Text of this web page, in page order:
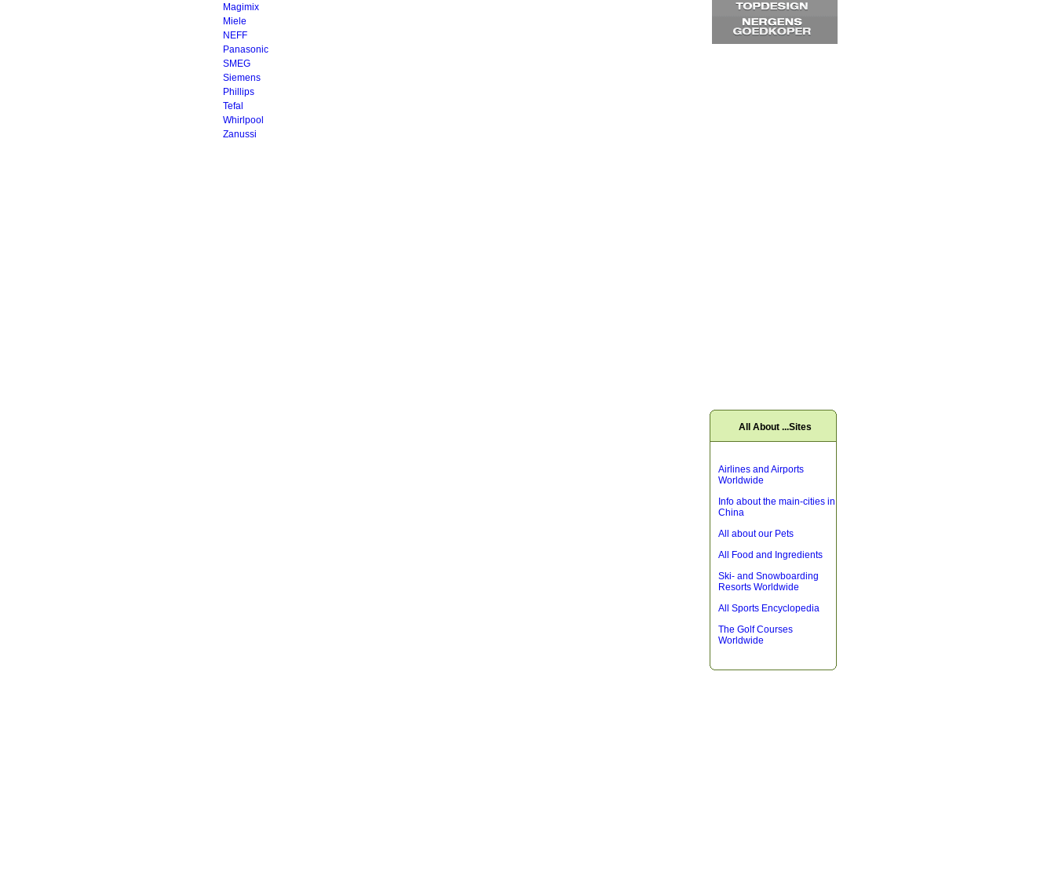
Magimix
Miele
NEFF
Panasonic
SMEG
Siemens
Phillips
Tefal
Whirlpool
Zanussi
All About ...Sites
Airlines and Airports
Worldwide
Info about the main-cities in
China
All about our Pets
All Food and Ingredients
Ski- and Snowboarding
Resorts Worldwide
All Sports Encyclopedia
The Golf Courses
Worldwide